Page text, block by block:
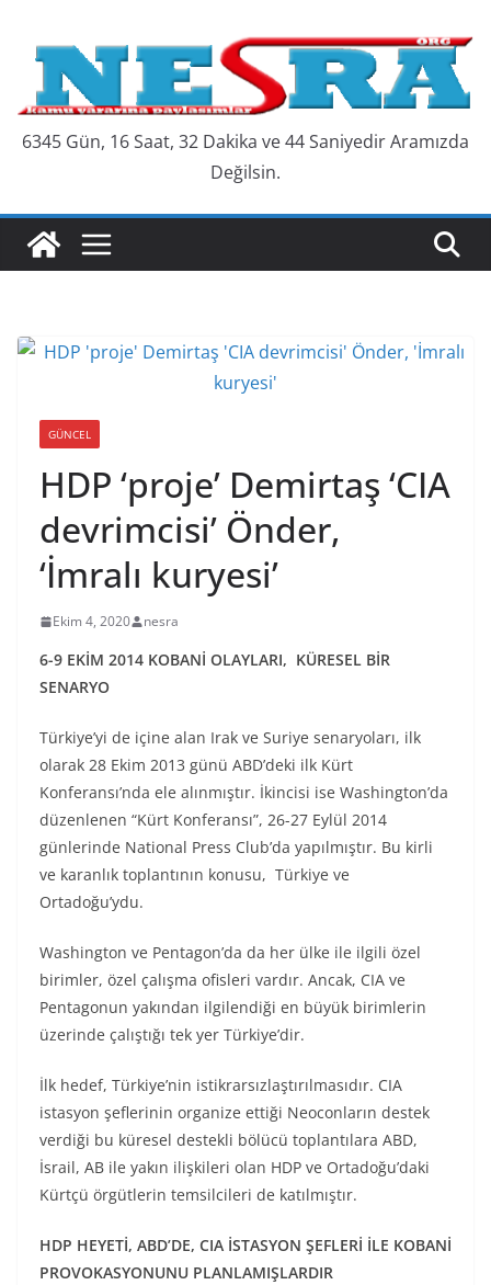
content
6345 Gün, 16 Saat, 32 Dakika ve 45 Saniyedir Aramızda
Değilsin.
GÜNCEL
HDP ‘proje’ Demirtaş ‘CIA
devrimcisi’ Önder,
‘İmralı kuryesi’
Ekim 4, 2020 nesra
6-9 EKİM 2014 KOBANİ OLAYLARI, KÜRESEL BİR
SENARYO
Türkiye’yi de içine alan Irak ve Suriye senaryoları, ilk
olarak 28 Ekim 2013 günü ABD’deki ilk Kürt
Konferansı’nda ele alınmıştır. İkincisi ise Washington’da
düzenlenen “Kürt Konferansı”, 26-27 Eylül 2014
günlerinde National Press Club’da yapılmıştır. Bu kirli
ve karanlık toplantının konusu, Türkiye ve
Ortadoğu’ydu.
Washington ve Pentagon’da da her ülke ile ilgili özel
birimler, özel çalışma ofisleri vardır. Ancak, CIA ve
Pentagonun yakından ilgilendiği en büyük birimlerin
üzerinde çalıştığı tek yer Türkiye’dir.
İlk hedef, Türkiye’nin istikrarsızlaştırılmasıdır. CIA
istasyon şeflerinin organize ettiği Neoconların destek
verdiği bu küresel destekli bölücü toplantılara ABD,
İsrail, AB ile yakın ilişkileri olan HDP ve Ortadoğu’daki
Kürtçü örgütlerin temsilcileri de katılmıştır.
HDP HEYETİ, ABD’DE, CIA İSTASYON ŞEFLERİ İLE KOBANİ
PROVOKASYONUNU PLANLAMIŞLARDIR